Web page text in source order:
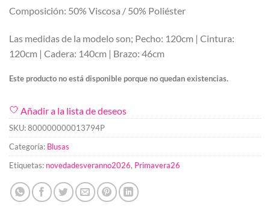
Composición: 50% Viscosa / 50% Poliéster
Las medidas de la modelo son; Pecho: 120cm | Cintura:
120cm | Cadera: 140cm | Brazo: 46cm
Este producto no está disponible porque no quedan existencias.
Añadir a la lista de deseos
SKU:800000000013794P
Categoría: Blusas
Etiquetas: novedadesveranno2026, Primavera26